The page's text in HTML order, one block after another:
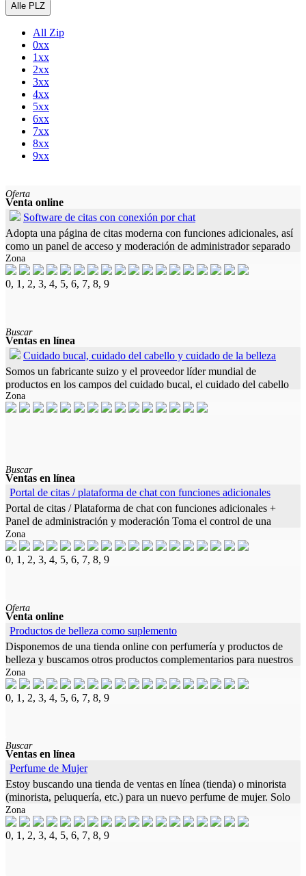
Alle PLZ
All Zip
0xx
1xx
2xx
3xx
4xx
5xx
6xx
7xx
8xx
9xx
Oferta
Venta online
Software de citas con conexión por chat
Adopta una página de citas moderna con funciones adicionales, así
como un panel de acceso y moderación de administrador separado
El software estaba completamente programado, pero aún no se
Zona
0, 1, 2, 3, 4, 5, 6, 7, 8, 9
Buscar
Ventas en línea
Cuidado bucal, cuidado del cabello y cuidado de la belleza
Somos un fabricante suizo y el proveedor líder mundial de
productos en los campos del cuidado bucal, el cuidado del cabello
y el cuidado de la belleza. La calidad de nuestros productos goza
de la
Zona
Buscar
Ventas en línea
Portal de citas / plataforma de chat con funciones adicionales
Portal de citas / Plataforma de chat con funciones adicionales +
Panel de administración y moderación Toma el control de una
nueva web/plataforma de chat exclusiva y moderna con funciones
Zona
0, 1, 2, 3, 4, 5, 6, 7, 8, 9
Oferta
Venta online
Productos de belleza como suplemento
Disponemos de una tienda online con perfumería y productos de
belleza y buscamos otros productos complementarios para nuestros
clientes que se puedan complementar perfectamente con perfumes,
como
Zona
0, 1, 2, 3, 4, 5, 6, 7, 8, 9
Buscar
Ventas en línea
Perfume de Mujer
Estoy buscando una tienda de ventas en línea (tienda) o minorista
(minorista, peluquería, etc.) para un nuevo perfume de mujer. Solo
hay una versión de este perfume, el nivel de calidad es perfume
Zona
0, 1, 2, 3, 4, 5, 6, 7, 8, 9